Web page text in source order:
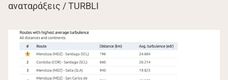
αναταράξεις / TURBLI